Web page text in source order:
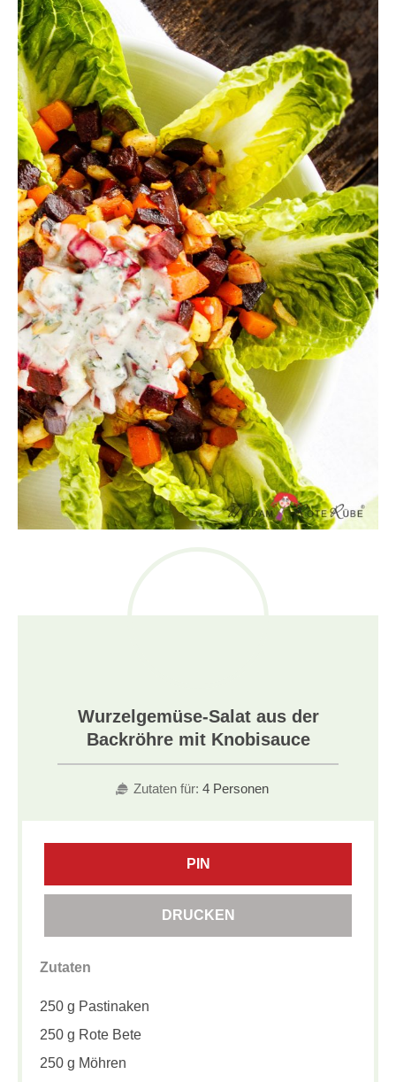
Wurzelgemüse-Salat aus der
Backröhre mit Knobisauce
Zutaten für: 4 Personen
PIN
DRUCKEN
Zutaten
250 g Pastinaken
250 g Rote Bete
250 g Möhren